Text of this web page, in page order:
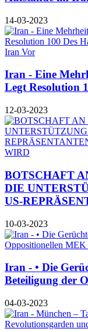
14-03-2023
Iran - Eine
Legt Resolution
12-03-2023
BOTSCHAFT
DIE
US-
10-03-2023
Iran - • Die
Beteiligung der
04-03-2023